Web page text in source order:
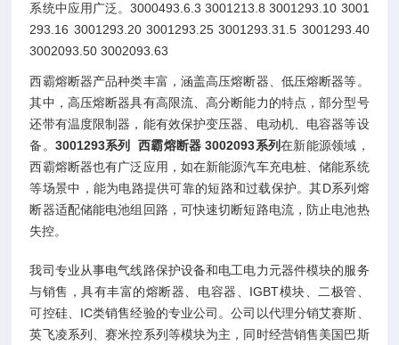
系统中应用广泛。3000493.6.3 3001213.8 3001293.10 3001
293.16 3001293.20 3001293.25 3001293.31.5 3001293.40
3002093.50 3002093.63
西霸熔断器产品种类丰富，涵盖高压熔断器、低压熔断器等。
其中，高压熔断器具有高限流、高分断能力的特点，部分型号
还带有温度限制器，能有效保护变压器、电动机、电容器等设
备。 3001293系列 西霸熔断器 3002093系列在新能源领域，
西霸熔断器也有广泛应用，如在新能源汽车充电桩、储能系统
等场景中，能为电路提供可靠的短路和过载保护。其D系列熔
断器适配储能电池组回路，可快速切断短路电流，防止电池热
失控。
我司专业从事电气线路保护设备和电工电力元器件模块的服务
与销售，具有丰富的熔断器、电容器、IGBT模块、二极管、
可控硅、IC类销售经验的专业公司。公司以代理分销艾赛斯、
英飞凌系列、赛米控系列等模块为主，同时经营销售美国巴斯